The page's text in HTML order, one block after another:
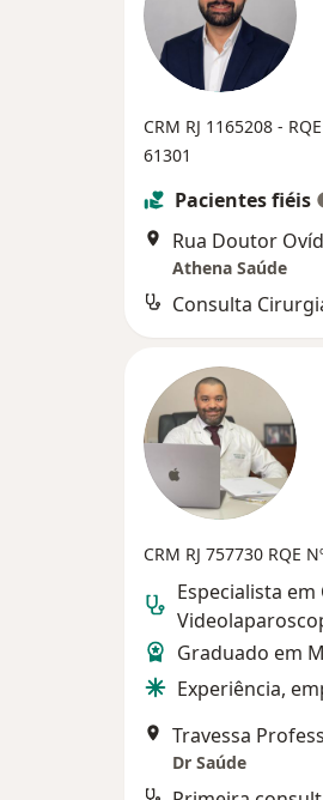
CRM RJ 1165208 -
61301
Pacientes fiéis
Athena Saúde
Consulta
CRM RJ 757730 RQE
Especialista
Graduado em
Experiência,
Dr Saúde